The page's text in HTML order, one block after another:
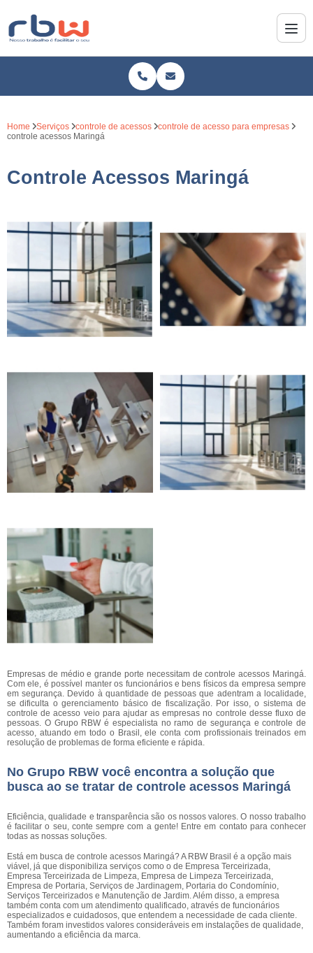
Home Serviços controle de acessos
controle de acesso para empresas
controle acessos Maringá
Controle Acessos Maringá
Empresas de médio e grande porte necessitam de controle acessos Maringá.
Com ele, é possível manter os funcionários e bens físicos da empresa sempre
em segurança. Devido à quantidade de pessoas que adentram a localidade,
se dificulta o gerenciamento básico de fiscalização. Por isso, o sistema de
controle de acesso veio para ajudar as empresas no controle desse fluxo de
pessoas. O Grupo RBW é especialista no ramo de segurança e controle de
acesso, atuando em todo o Brasil, ele conta com profissionais treinados em
resolução de problemas de forma eficiente e rápida.
No Grupo RBW você encontra a solução que
busca ao se tratar de controle acessos Maringá
Eficiência, qualidade e transparência são os nossos valores. O nosso trabalho
é facilitar o seu, conte sempre com a gente! Entre em contato para conhecer
todas as nossas soluções.
Está em busca de controle acessos Maringá? A RBW Brasil é a opção mais
viável, já que disponibiliza serviços como o de Empresa Terceirizada,
Empresa Terceirizada de Limpeza, Empresa de Limpeza Terceirizada,
Empresa de Portaria, Serviços de Jardinagem, Portaria do Condomínio,
Serviços Terceirizados e Manutenção de Jardim. Além disso, a empresa
também conta com um atendimento qualificado, através de funcionários
especializados e cuidadosos, que entendem a necessidade de cada cliente.
Também foram investidos valores consideráveis em instalações de qualidade,
aumentando a eficiência da marca.